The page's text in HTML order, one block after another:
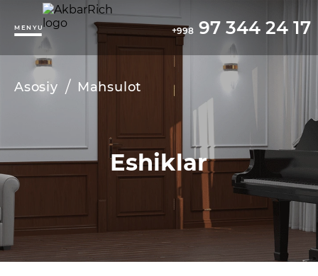
MENYU +998 97 344 24 17
Asosiy / Mahsulot
Eshiklar